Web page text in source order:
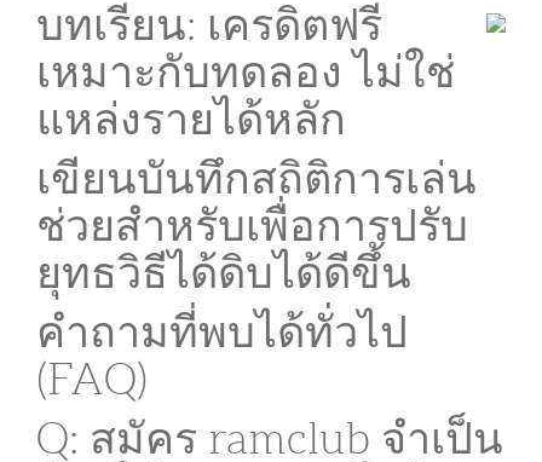
บทเรียน: เครดิตฟรี
เหมาะกับทดลอง ไม่ใช่
แหล่งรายได้หลัก
เขียนบันทึกสถิติการเล่น
ช่วยสำหรับเพื่อการปรับ
ยุทธวิธีได้ดิบได้ดีขึ้น
คำถามที่พบได้ทั่วไป
(FAQ)
Q: สมัคร ramclub จำเป็น